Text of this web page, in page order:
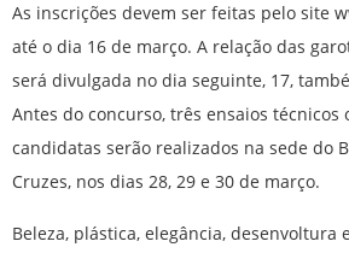
As inscrições devem ser feitas pelo site
até o dia 16 de março. A relação das
será divulgada no dia seguinte, 17,
Antes do concurso, três ensaios técnicos
candidatas serão realizados na sede do
Cruzes, nos dias 28, 29 e 30 de março.
Beleza, plástica, elegância, desenvoltura